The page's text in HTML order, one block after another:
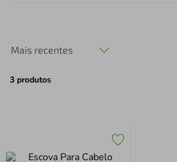
Mais recentes
3 produtos
perfume
4º air fryer